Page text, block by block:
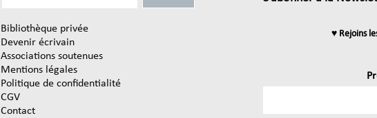
Bibliothèque privée
Devenir écrivain
Associations soutenues
Mentions légales
Politique de confidentialité
CGV
Contact
♥ Rejoins